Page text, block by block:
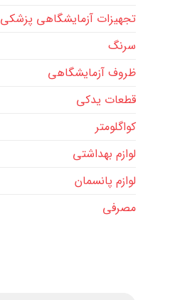
تجهیزات آزمایشگاهی پزشکی
سرنگ
ظروف آزمایشگاهی
قطعات یدکی
کواگلومتر
لوازم بهداشتی
لوازم پانسمان
مصرفی